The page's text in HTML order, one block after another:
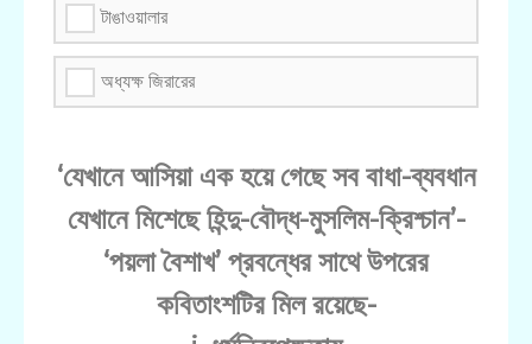
টাঙাওয়ালার
অধ্যক্ষ জিরারের
‘যেখানে আসিয়া এক হয়ে গেছে সব বাধা-ব্যবধান
যেখানে মিশেছে হিন্দু-বৌদ্ধ-মুসলিম-ক্রিশ্চান’-
‘পয়লা বৈশাখ’ প্রবন্ধের সাথে উপরের
কবিতাংশটির মিল রয়েছে-